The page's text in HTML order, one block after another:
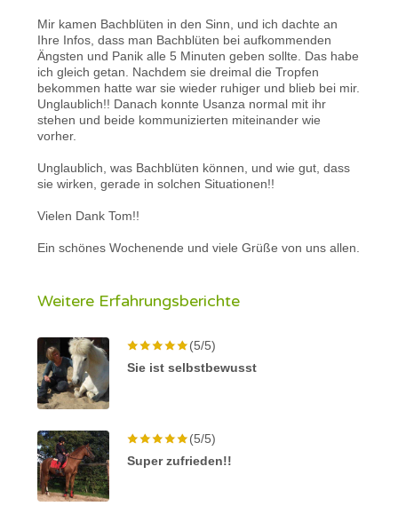
Mir kamen Bachblüten in den Sinn, und ich dachte an
Ihre Infos, dass man Bachblüten bei aufkommenden
Ängsten und Panik alle 5 Minuten geben sollte. Das habe
ich gleich getan. Nachdem sie dreimal die Tropfen
bekommen hatte war sie wieder ruhiger und blieb bei mir.
Unglaublich!! Danach konnte Usanza normal mit ihr
stehen und beide kommunizierten miteinander wie
vorher.
Unglaublich, was Bachblüten können, und wie gut, dass
sie wirken, gerade in solchen Situationen!!
Vielen Dank Tom!!
Ein schönes Wochenende und viele Grüße von uns allen.
Weitere Erfahrungsberichte
(5/5)
Sie ist selbstbewusst
(5/5)
Super zufrieden!!